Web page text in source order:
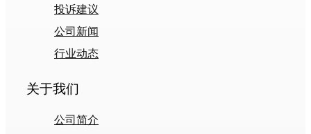
投诉建议
公司新闻
行业动态
关于我们
公司简介